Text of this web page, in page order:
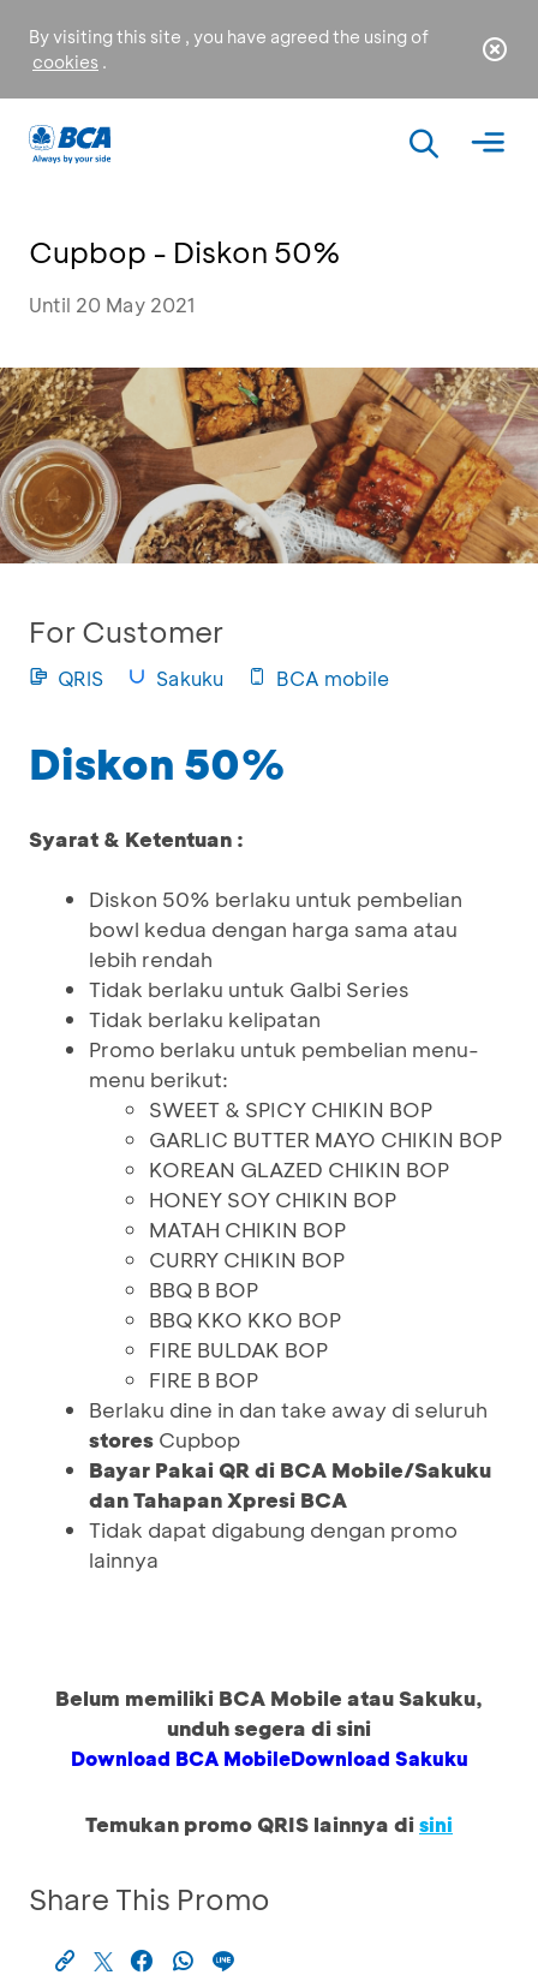
By visiting this site , you have agreed the using of
cookies .
Cupbop - Diskon 50%
Until 20 May 2021
For Customer
QRIS Sakuku BCA mobile
Diskon 50%
Syarat & Ketentuan :
Diskon 50% berlaku untuk pembelian
bowl kedua dengan harga sama atau
lebih rendah
Tidak berlaku untuk Galbi Series
Tidak berlaku kelipatan
Promo berlaku untuk pembelian menu-
menu berikut:
SWEET & SPICY CHIKIN BOP
GARLIC BUTTER MAYO CHIKIN BOP
KOREAN GLAZED CHIKIN BOP
HONEY SOY CHIKIN BOP
MATAH CHIKIN BOP
CURRY CHIKIN BOP
BBQ B BOP
BBQ KKO KKO BOP
FIRE BULDAK BOP
FIRE B BOP
Berlaku dine in dan take away di seluruh
stores Cupbop
Bayar Pakai QR di BCA Mobile/Sakuku
dan Tahapan Xpresi BCA
Tidak dapat digabung dengan promo
lainnya
Belum memiliki BCA Mobile atau Sakuku,
unduh segera di sini
Download BCA MobileDownload Sakuku
Temukan promo QRIS lainnya disini
Share This Promo